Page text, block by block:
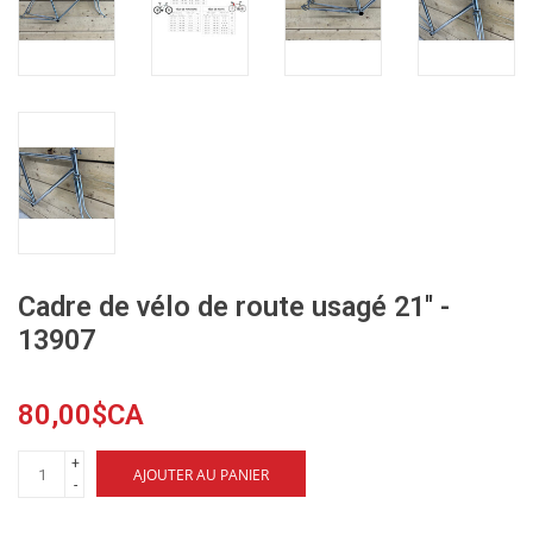
Cadre de vélo de route usagé 21'' -
13907
80,00$CA
+
-
AJOUTER AU PANIER